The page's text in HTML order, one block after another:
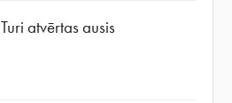
Turi atvērtas ausis